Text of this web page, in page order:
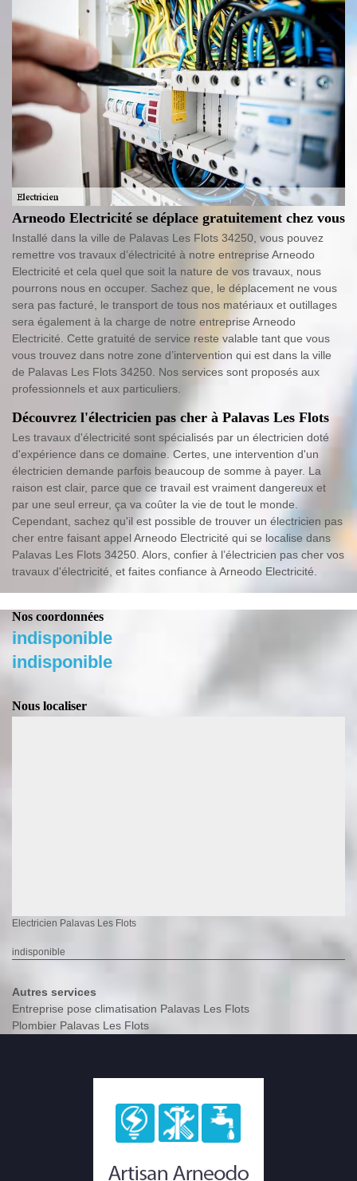
Arneodo Electricité se déplace gratuitement chez vous
Installé dans la ville de Palavas Les Flots 34250, vous pouvez
remettre vos travaux d’électricité à notre entreprise Arneodo
Electricité et cela quel que soit la nature de vos travaux, nous
pourrons nous en occuper. Sachez que, le déplacement ne vous
sera pas facturé, le transport de tous nos matériaux et outillages
sera également à la charge de notre entreprise Arneodo
Electricité. Cette gratuité de service reste valable tant que vous
vous trouvez dans notre zone d’intervention qui est dans la ville
de Palavas Les Flots 34250. Nos services sont proposés aux
professionnels et aux particuliers.
Découvrez l'électricien pas cher à Palavas Les Flots
Les travaux d'électricité sont spécialisés par un électricien doté
d'expérience dans ce domaine. Certes, une intervention d'un
électricien demande parfois beaucoup de somme à payer. La
raison est clair, parce que ce travail est vraiment dangereux et
par une seul erreur, ça va coûter la vie de tout le monde.
Cependant, sachez qu'il est possible de trouver un électricien pas
cher entre faisant appel Arneodo Electricité qui se localise dans
Palavas Les Flots 34250. Alors, confier à l’électricien pas cher vos
travaux d'électricité, et faites confiance à Arneodo Electricité.
Nos coordonnées
indisponible
indisponible
Nous localiser
Electricien Palavas Les Flots
indisponible
Autres services
Entreprise pose climatisation Palavas Les Flots
Plombier Palavas Les Flots